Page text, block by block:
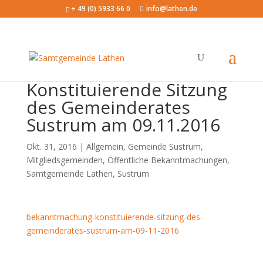
+ 49 (0) 5933 66 0 info@lathen.de
Konstituierende Sitzung
des Gemeinderates
Sustrum am 09.11.2016
Okt. 31, 2016 | Allgemein, Gemeinde Sustrum,
Mitgliedsgemeinden, Öffentliche Bekanntmachungen,
Samtgemeinde Lathen, Sustrum
bekanntmachung-konstituierende-sitzung-des-
gemeinderates-sustrum-am-09-11-2016